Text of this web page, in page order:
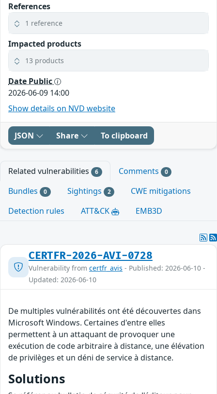
References
1 reference
Impacted products
13 products
Date Public
2026-06-09 14:00
Show details on NVD website
JSON Share To clipboard
Related vulnerabilities 6 Comments 0
Bundles 0 Sightings 2
CWE mitigations
Detection rules
ATT&CK EMB3D
CERTFR-2026-AVI-0728
Vulnerability from certfr_avis - Published: 2026-06-10 -
Updated: 2026-06-10
De multiples vulnérabilités ont été découvertes dans
Microsoft Windows. Certaines d'entre elles
permettent à un attaquant de provoquer une
exécution de code arbitraire à distance, une élévation
de privilèges et un déni de service à distance.
Solutions